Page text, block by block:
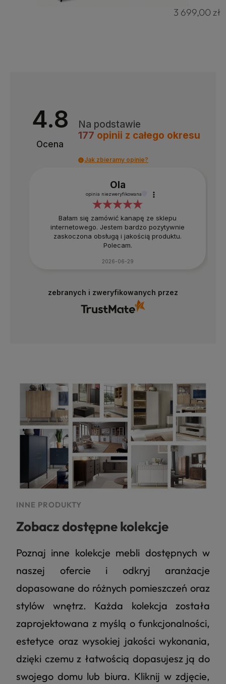
3 699,00 zł
4.8
Ocena
Na podstawie
177 opinii z całego okresu
Jak zbieramy opinie?
Ola
opinia niezweryfikowana
Bałam się zamówić kanapę ze sklepu
internetowego. Jestem bardzo pozytywnie
zaskoczona obsługą i jakością produktu.
Polecam.
2026-06-29
zebranych i zweryfikowanych przez
INNE PRODUKTY
Zobacz dostępne kolekcje
Poznaj inne kolekcje mebli dostępnych w
naszej ofercie i odkryj aranżacje
dopasowane do różnych pomieszczeń oraz
stylów wnętrz. Każda kolekcja została
zaprojektowana z myślą o funkcjonalności,
estetyce oraz wysokiej jakości wykonania,
dzięki czemu z łatwością dopasujesz ją do
swojego domu lub biura. Kliknij w zdjęcie,